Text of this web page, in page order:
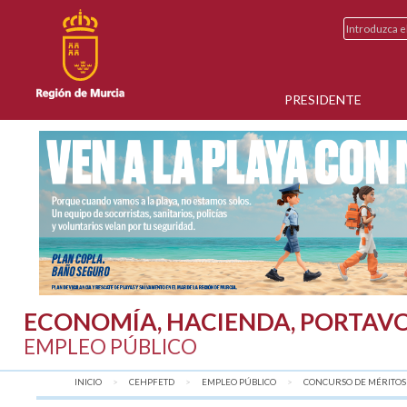
PRESIDENTE
ECONOMÍA, HACIENDA,
EMPLEO PÚBLICO
INICIO CEHPFETD EMPLEO PÚBLICO CONCURSO DE MÉRITOS